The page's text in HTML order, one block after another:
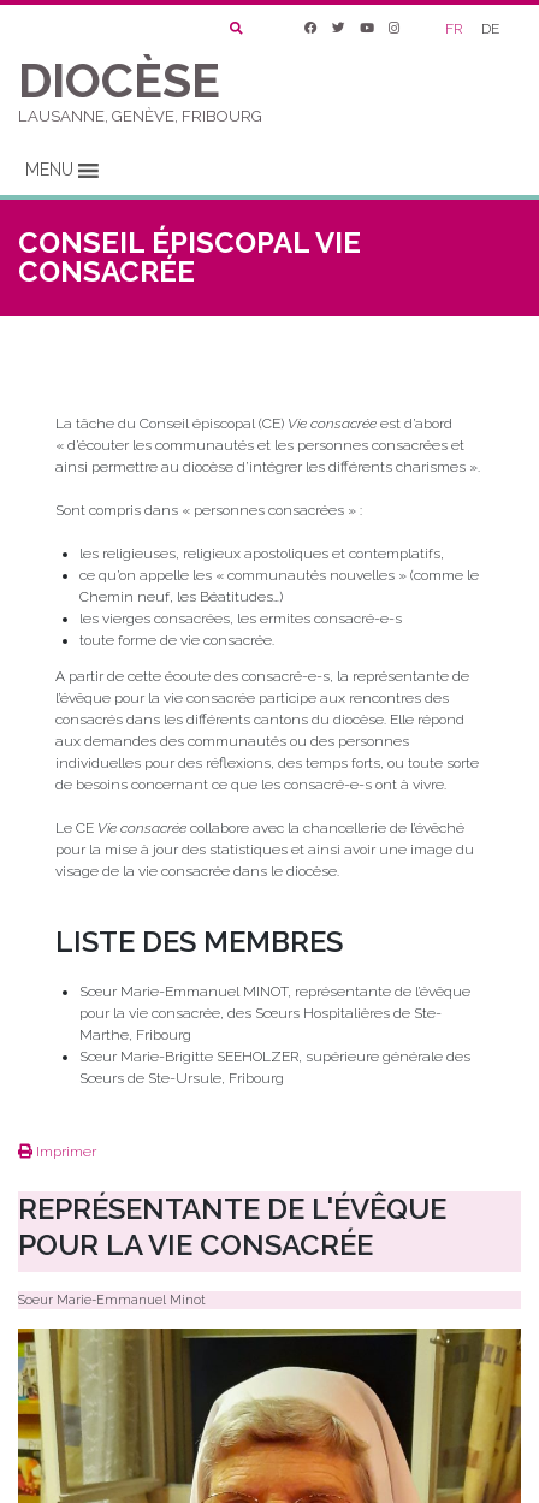
FR DE
DIOCÈSE
LAUSANNE, GENÈVE, FRIBOURG
MENU
CONSEIL ÉPISCOPAL VIE
CONSACRÉE
La tâche du Conseil épiscopal (CE) Vie consacrée est d’abord
« d’écouter les communautés et les personnes consacrées et
ainsi permettre au diocèse d’intégrer les différents charismes ».
Sont compris dans « personnes consacrées » :
les religieuses, religieux apostoliques et contemplatifs,
ce qu’on appelle les « communautés nouvelles » (comme le
Chemin neuf, les Béatitudes…)
les vierges consacrées, les ermites consacré-e-s
toute forme de vie consacrée.
A partir de cette écoute des consacré-e-s, la représentante de
l’évêque pour la vie consacrée participe aux rencontres des
consacrés dans les différents cantons du diocèse. Elle répond
aux demandes des communautés ou des personnes
individuelles pour des réflexions, des temps forts, ou toute sorte
de besoins concernant ce que les consacré-e-s ont à vivre.
Le CE Vie consacréecollabore avec la chancellerie de l’évêché
pour la mise à jour des statistiques et ainsi avoir une image du
visage de la vie consacrée dans le diocèse.
LISTE DES MEMBRES
Sœur Marie-Emmanuel MINOT, représentante de l’évêque
pour la vie consacrée, des Sœurs Hospitalières de Ste-
Marthe, Fribourg
Sœur Marie-Brigitte SEEHOLZER, supérieure générale des
Sœurs de Ste-Ursule, Fribourg
Imprimer
REPRÉSENTANTE DE L'ÉVÊQUE
POUR LA VIE CONSACRÉE
Soeur Marie-Emmanuel Minot